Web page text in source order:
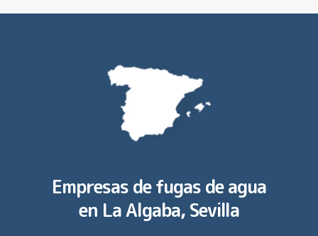
Empresas de fugas de agua
en La Algaba, Sevilla